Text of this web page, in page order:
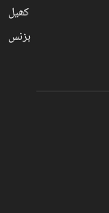
کھیل
بزنس